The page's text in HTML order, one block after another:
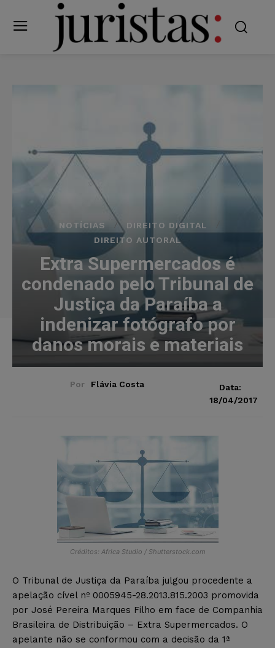
NOTÍCIAS
DIREITO DIGITAL
DIREITO AUTORAL
Extra Supermercados é
condenado pelo Tribunal de
Justiça da Paraíba a
indenizar fotógrafo por
danos morais e materiais
Por Flávia Costa
Data:
18/04/2017
Créditos: Africa Studio / Shutterstock.com
O Tribunal de Justiça da Paraíba julgou procedente a
apelação cível nº 0005945-28.2013.815.2003 promovida
por José Pereira Marques Filho em face de Companhia
Brasileira de Distribuição – Extra Supermercados. O
apelante não se conformou com a decisão da 1ª